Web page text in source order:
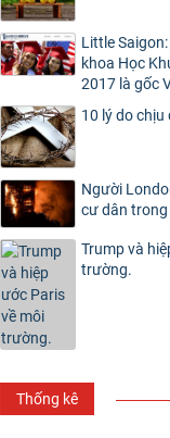
Little
khoa Học
2017 là gốc
10 lý do chịu
Người
cư dân
Trump và
trường.
Thống kê